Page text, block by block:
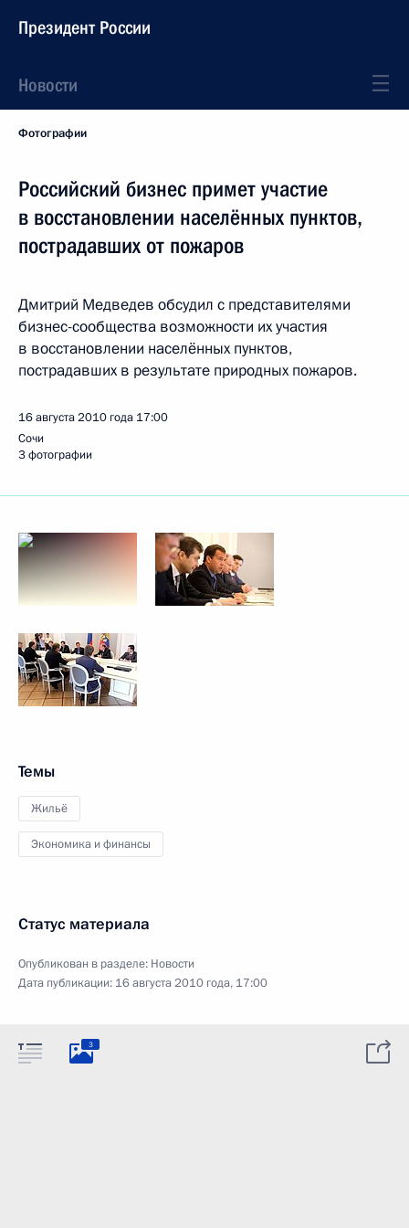
Президент России
Новости
Фотографии
Российский бизнес примет участие
в восстановлении населённых пунктов,
пострадавших от пожаров
Дмитрий Медведев обсудил с представителями
бизнес-сообщества возможности их участия
в восстановлении населённых пунктов,
пострадавших в результате природных пожаров.
16 августа 2010 года 17:00
Сочи
3 фотографии
Темы
Жильё
Экономика и финансы
Статус материала
Опубликован в разделе: Новости
Дата публикации: 16 августа 2010 года, 17:00
3